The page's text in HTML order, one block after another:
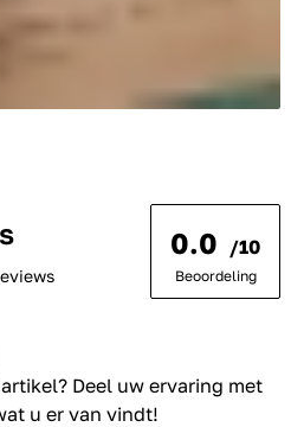
0.0 /10
Beoordeling
Deel uw ervaring met
u er van vindt!